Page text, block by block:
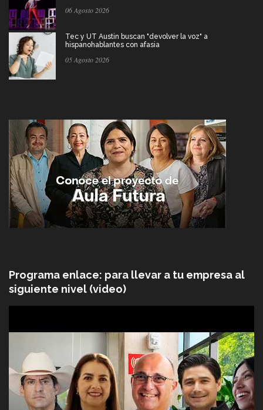
06 Agosto 2026
Tec y UT Austin buscan "devolver la voz" a
hispanohablantes con afasia
05 Agosto 2026
Programa enlace: para llevar a tu empresa al
siguiente nivel (video)